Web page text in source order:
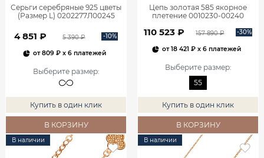
Серьги серебряные 925 цветы
(Размер L) 0202277Л00245
4 851 ₽ 5 390 ₽ -10%
от809 ₽ x 6 платежей
Выберите размер:
Купить в один клик
В КОРЗИНУ
Цепь золотая 585 якорное
плетение 0010230-00240
110 523 ₽ 157 890 ₽ -30%
от18 421 ₽ x 6 платежей
Выберите размер:
55
Купить в один клик
В КОРЗИНУ
В наличии В наличии